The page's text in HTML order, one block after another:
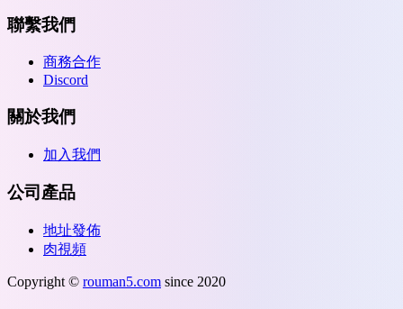
聯繫我們
商務合作
Discord
關於我們
加入我們
公司產品
地址發佈
肉視頻
Copyright © rouman5.com since 2020